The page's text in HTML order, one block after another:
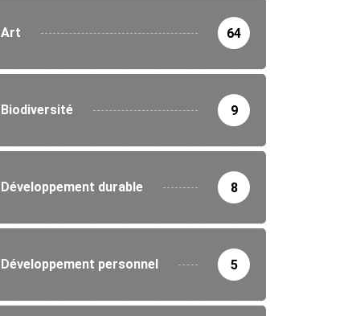
Art 64
Biodiversité 9
Développement durable 8
Développement personnel 5